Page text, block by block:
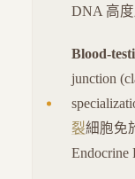
DNA 高
Blood-
junction
裂細胞免
Endocrine